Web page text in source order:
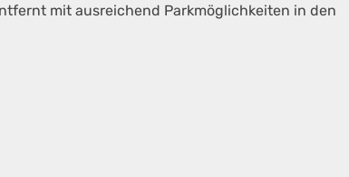
mit ausreichend Parkmöglichkeiten in den